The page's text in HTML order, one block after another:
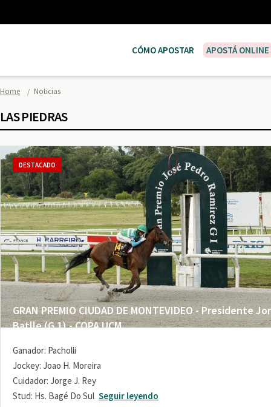
CÓMO APOSTAR APOSTÁ ONLINE
Home Noticias
LAS PIEDRAS
GRAN PREMIO CIUDAD DE MONTEVIDEO - Presidente
Batlle (G 1) - COPA UCM
DESTACADO
Ganador: Pacholli
Jockey: Joao H. Moreira
Cuidador: Jorge J. Rey
Stud: Hs. Bagé Do Sul Seguir leyendo